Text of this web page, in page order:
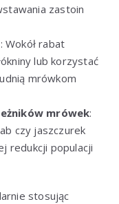
zastoin
: Wokół rabat
lub korzystać
mrówkom
mrówek:
czy jaszczurek
redukcji populacji
stosując